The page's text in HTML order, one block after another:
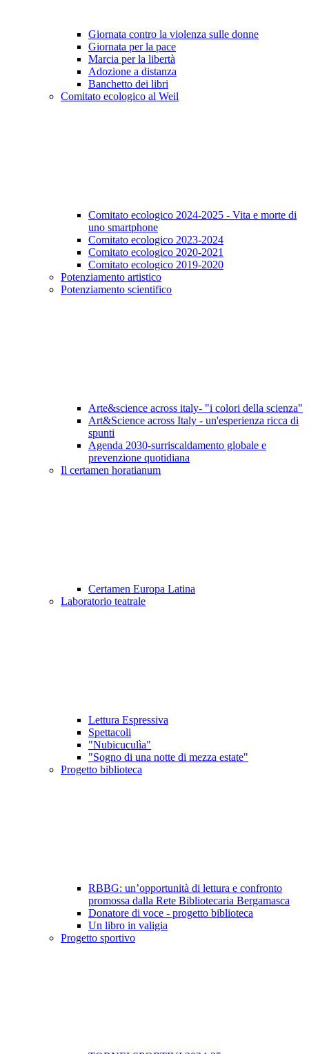
Giornata contro la violenza sulle donne
Giornata per la pace
Marcia per la libertà
Adozione a distanza
Banchetto dei libri
Comitato ecologico al Weil
Comitato ecologico 2024-2025 - Vita e morte di
uno smartphone
Comitato ecologico 2023-2024
Comitato ecologico 2020-2021
Comitato ecologico 2019-2020
Potenziamento artistico
Potenziamento scientifico
Arte&science across italy- "i colori della scienza"
Art&Science across Italy - un'esperienza ricca di
spunti
Agenda 2030-surriscaldamento globale e
prevenzione quotidiana
Il certamen horatianum
Certamen Europa Latina
Laboratorio teatrale
Lettura Espressiva
Spettacoli
"Nubicuculìa"
"Sogno di una notte di mezza estate"
Progetto biblioteca
RBBG: un’opportunità di lettura e confronto
promossa dalla Rete Bibliotecaria Bergamasca
Donatore di voce - progetto biblioteca
Un libro in valigia
Progetto sportivo